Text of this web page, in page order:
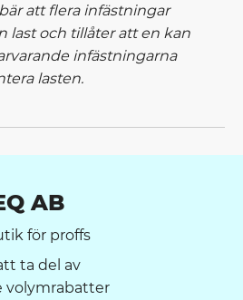
att flera infästningar
last och tillåter att en kan
infästningarna
lasten.
AB
för proffs
ta del av
volymrabatter